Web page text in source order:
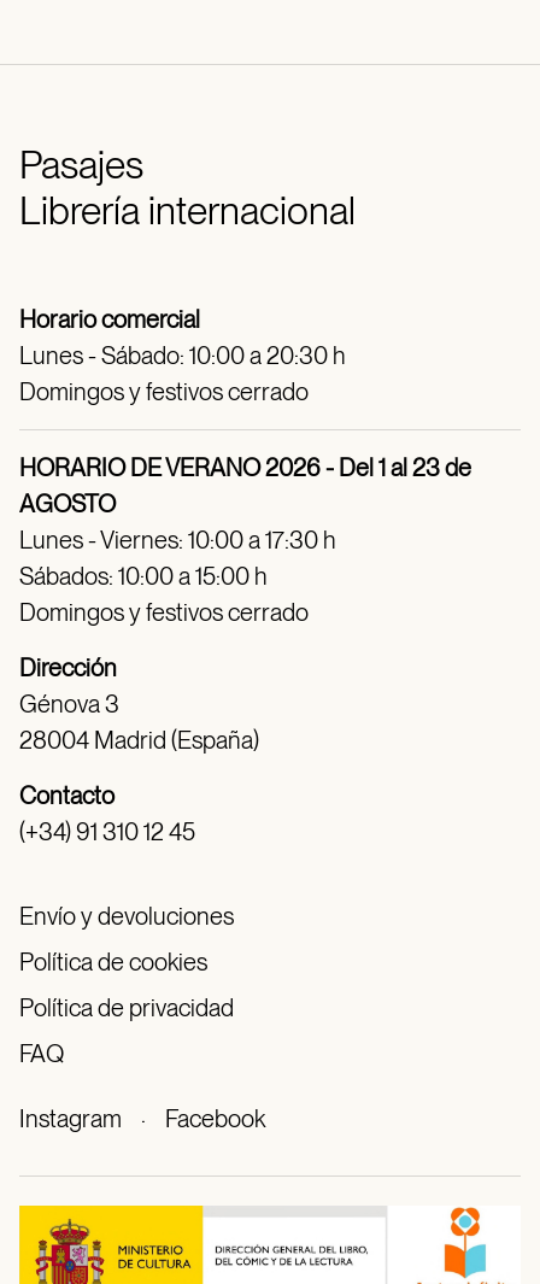
Pasajes
Librería internacional
Horario comercial
Lunes - Sábado: 10:00 a 20:30 h
Domingos y festivos cerrado
HORARIO DE VERANO 2026 - Del 1 al 23 de
AGOSTO
Lunes - Viernes: 10:00 a 17:30 h
Sábados: 10:00 a 15:00 h
Domingos y festivos cerrado
Dirección
Génova 3
28004 Madrid (España)
Contacto
(+34) 91 310 12 45
Envío y devoluciones
Política de cookies
Política de privacidad
FAQ
Instagram · Facebook